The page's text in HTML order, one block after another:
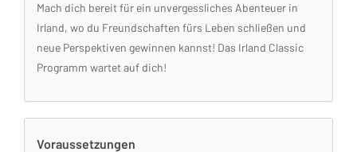
Mach dich bereit für ein unvergessliches Abenteuer in
Irland, wo du Freundschaften fürs Leben schließen und
neue Perspektiven gewinnen kannst! Das Irland Classic
Programm wartet auf dich!
Voraussetzungen